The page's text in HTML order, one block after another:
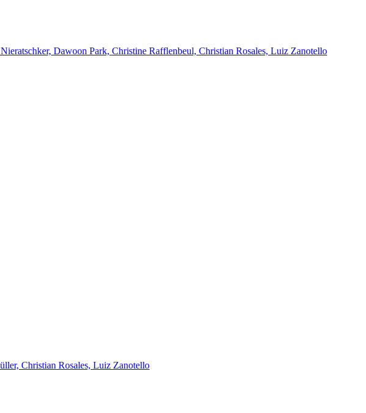
Dawoon Park, Christine Rafflenbeul, Christian Rosales, Luiz Zanotello
Christian Rosales, Luiz Zanotello